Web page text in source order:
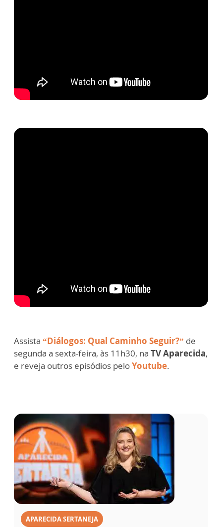
Assista “Diálogos: Qual Caminho Seguir?” de
segunda a sexta-feira, às 11h30, na TV Aparecida,
e reveja outros episódios peloYoutube.
APARECIDA SERTANEJA